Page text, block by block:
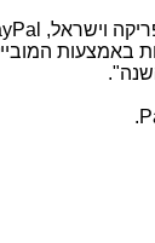
וישראל,
באמצעות